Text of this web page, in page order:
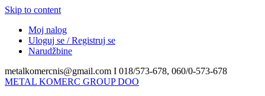
Skip to content
Moj nalog
Uloguj se / Registruj se
Narudžbine
metalkomercnis@gmail.com I 018/573-678, 060/0-573-678
METAL KOMERC GROUP DOO